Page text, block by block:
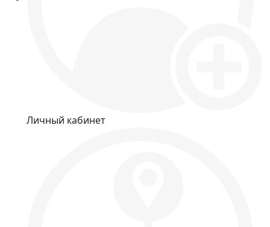
Личный кабинет